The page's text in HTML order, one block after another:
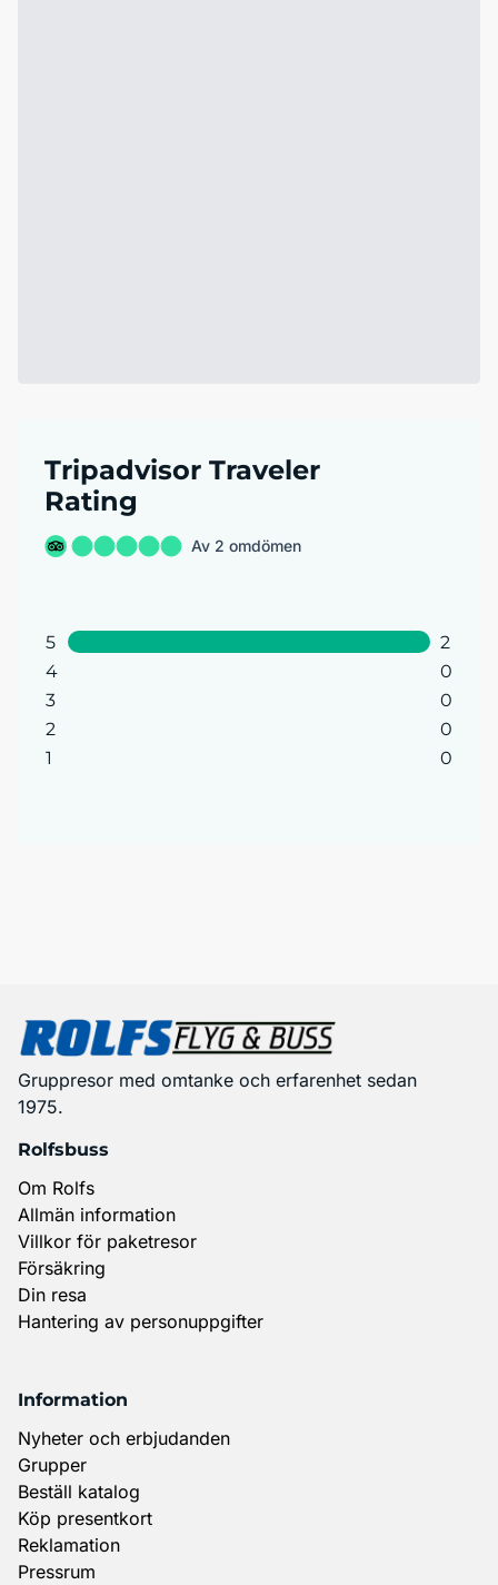
Tripadvisor Traveler
Rating
Av 2 omdömen
5
2
4
0
3
0
2
0
1
0
Gruppresor med omtanke och erfarenhet sedan
1975.
Rolfsbuss
Om Rolfs
Allmän information
Villkor för paketresor
Försäkring
Din resa
Hantering av personuppgifter
Information
Nyheter och erbjudanden
Grupper
Beställ katalog
Köp presentkort
Reklamation
Pressrum